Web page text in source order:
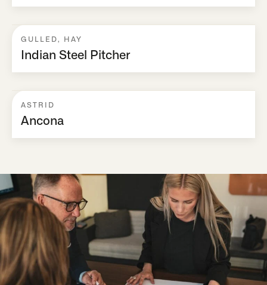
GULLED, HAY
Indian Steel Pitcher
ASTRID
Ancona